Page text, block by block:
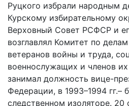
Руцкого избрали народным
Курскому избирательному
Верховный Совет РСФСР и
возглавлял Комитет по
ветеранов войны и труда,
военнослужащих и членов их
занимал должность вице-
Федерации, в 1993–1994 гг.–
следственном изоляторе. 20